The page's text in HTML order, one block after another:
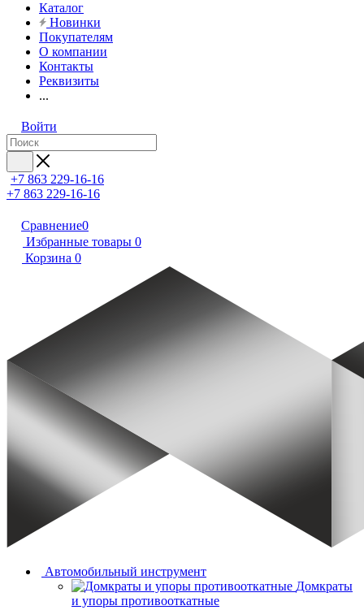
Каталог
Новинки
Покупателям
О компании
Контакты
Реквизиты
...
Войти
+7 863 229-16-16
+7 863 229-16-16
Сравнение0
Избранные товары 0
Корзина 0
Автомобильный инструмент
Домкраты
и упоры противооткатные